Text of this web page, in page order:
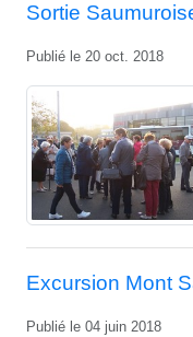
Sortie
Publié le 20 oct. 2018
Excursion Mont
Publié le 04 juin 2018